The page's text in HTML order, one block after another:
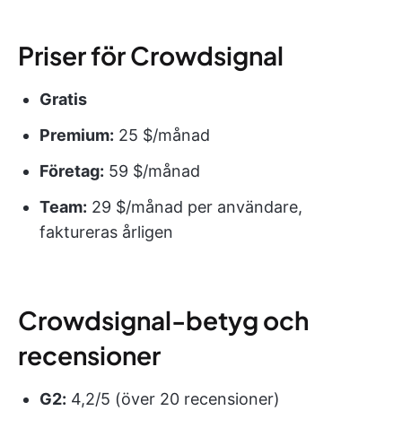
Priser för Crowdsignal
Gratis
Premium: 25 $/månad
Företag: 59 $/månad
Team: 29 $/månad per användare,
faktureras årligen
Crowdsignal-betyg och
recensioner
G2: 4,2/5 (över 20 recensioner)